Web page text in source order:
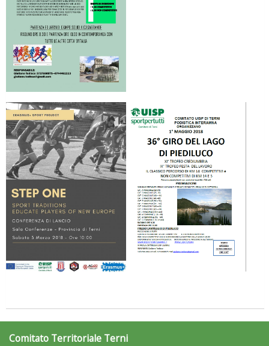
Tiziano Pesce a Radio InBlu2000 traccia il bilancio della stagione
Ddl Lobby, Uisp: “Il Parlamento valorizzi le nostre specificità"
Comitato Territoriale Terni